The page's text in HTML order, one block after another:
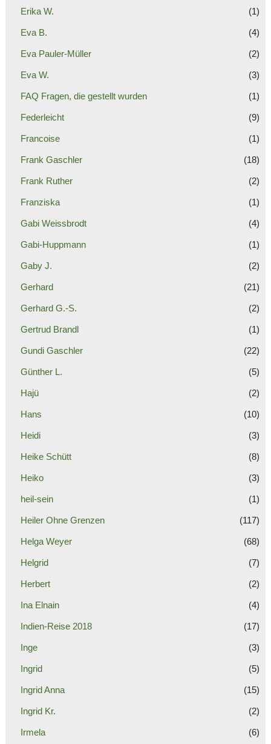
Erika W. (1)
Eva B. (4)
Eva Pauler-Müller (2)
Eva W. (3)
FAQ Fragen, die gestellt wurden (1)
Federleicht (9)
Francoise (1)
Frank Gaschler (18)
Frank Ruther (2)
Franziska (1)
Gabi Weissbrodt (4)
Gabi-Huppmann (1)
Gaby J. (2)
Gerhard (21)
Gerhard G.-S. (2)
Gertrud Brandl (1)
Gundi Gaschler (22)
Günther L. (5)
Hajü (2)
Hans (10)
Heidi (3)
Heike Schütt (8)
Heiko (3)
heil-sein (1)
Heiler Ohne Grenzen (117)
Helga Weyer (68)
Helgrid (7)
Herbert (2)
Ina Elnain (4)
Indien-Reise 2018 (17)
Inge (3)
Ingrid (5)
Ingrid Anna (15)
Ingrid Kr. (2)
Irmela (6)